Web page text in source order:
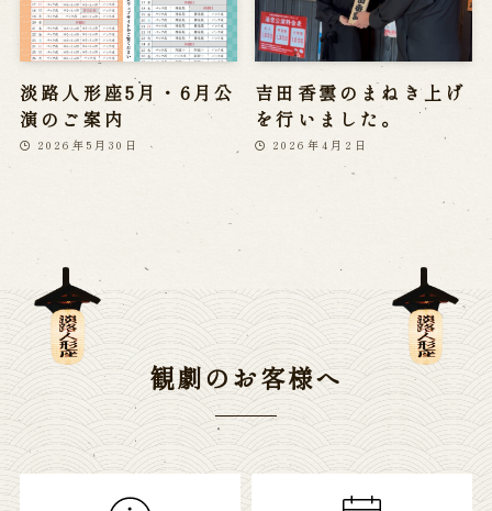
淡路人形座5月・6月公
演のご案内
2026年5月30日
吉田香雲のまねき上げ
を行いました。
2026年4月2日
観劇のお客様へ